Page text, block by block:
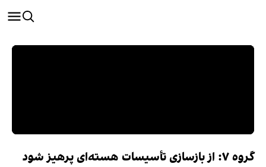
گروه ۷: از بازسازی تأسیسات هسته‌ای پرهیز شود